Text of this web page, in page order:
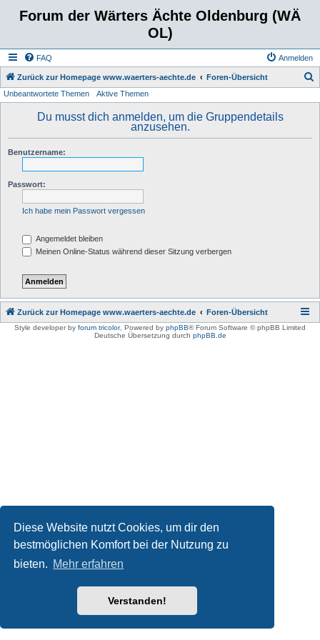
Diese Website nutzt Cookies, um dir den
bestmöglichen Komfort bei der Nutzung zu
bieten. Mehr erfahren
Verstanden!
Forum der Wärters Ächte Oldenburg (WÄ
OL)
FAQ Anmelden
Zurück zur Homepage www.waerters-aechte.de Foren-Übersicht
Unbeantwortete Themen Aktive Themen
Du musst dich anmelden, um die Gruppendetails
anzusehen.
Benutzername:
Passwort:
Ich habe mein Passwort vergessen
Angemeldet bleiben
Meinen Online-Status während dieser Sitzung verbergen
Zurück zur Homepage www.waerters-aechte.de Foren-Übersicht
Style developer by forum tricolor, Powered by phpBB® Forum Software © phpBB Limited
Deutsche Übersetzung durch phpBB.de